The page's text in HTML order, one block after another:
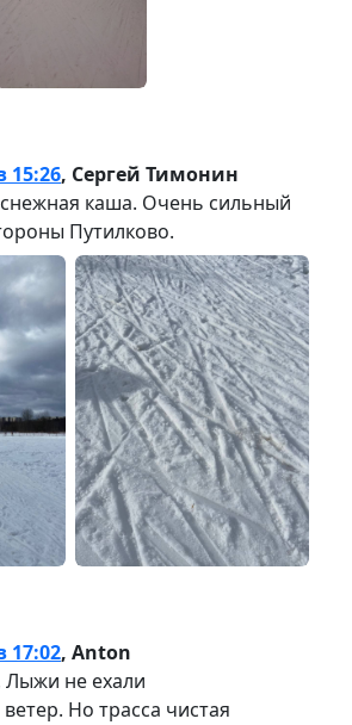
15:26, Сергей Тимонин
каша. Очень сильный
Путилково.
17:02, Anton
Лыжи не ехали
Но трасса чистая